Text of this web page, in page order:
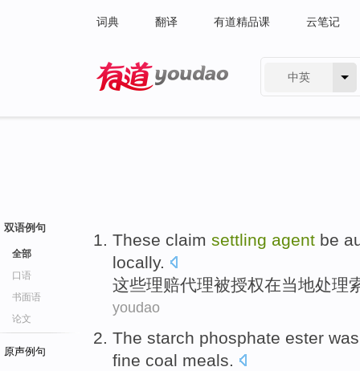
词典 翻译 有道精品课 云笔记
中英
双语例句
全部
口语
书面语
论文
原声例句
These claim settling agent be
locally.
这些理赔代理被授权在当地处理
youdao
The starch phosphate ester
fine coal meals.